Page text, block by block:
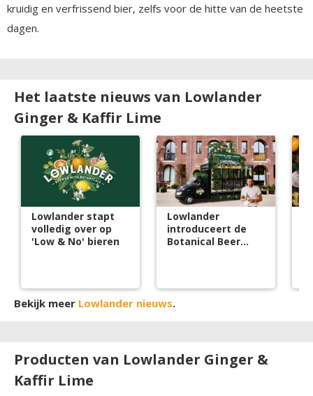
kruidig en verfrissend bier, zelfs voor de hitte van de heetste
dagen.
Het laatste nieuws van Lowlander
Ginger & Kaffir Lime
Lowlander stapt
volledig over op
'Low & No' bieren
Lowlander
introduceert de
Botanical Beer
Bekijk meer Lowlander nieuws.
Producten van Lowlander Ginger &
Kaffir Lime